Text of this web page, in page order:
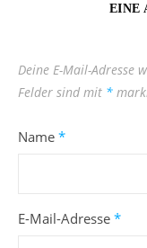
EINE
Deine E-Mail-Adresse
Felder sind mit *
Name *
E-Mail-Adresse *